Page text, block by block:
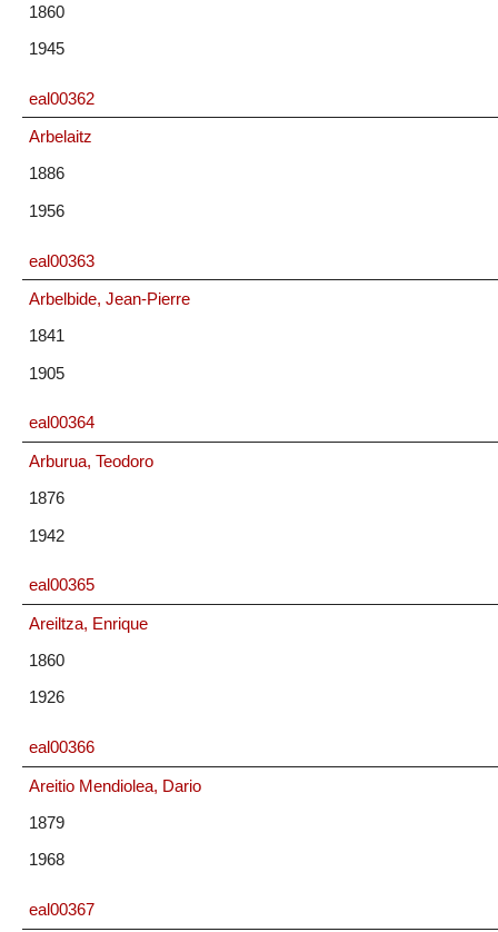
1860
1945
eal00362
Arbelaitz
1886
1956
eal00363
Arbelbide, Jean-Pierre
1841
1905
eal00364
Arburua, Teodoro
1876
1942
eal00365
Areiltza, Enrique
1860
1926
eal00366
Areitio Mendiolea, Dario
1879
1968
eal00367